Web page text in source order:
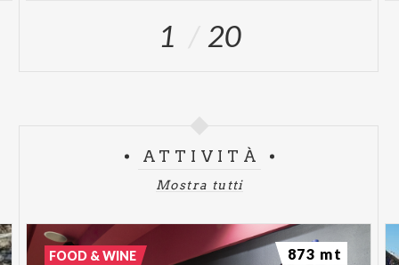
1 20
ATTIVITÀ
Mostra tutti
FOOD & WINE 873 mt